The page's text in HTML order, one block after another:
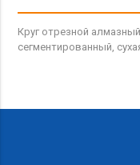
Круг отрезной
сегментированный,